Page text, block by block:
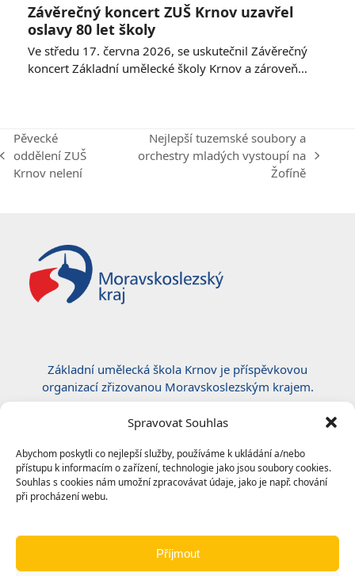
Spravovat Souhlas
Abychom poskytli co nejlepší služby, používáme k ukládání a/nebo
přístupu k informacím o zařízení, technologie jako jsou soubory cookies.
Souhlas s cookies nám umožní zpracovávat údaje, jako je např. chování
při procházení webu.
Příjmout
Závěrečný koncert ZUŠ Krnov uzavřel
oslavy 80 let školy
Ve středu 17. června 2026, se uskutečnil Závěrečný
koncert Základní umělecké školy Krnov a zároveň…
previous
post:
Pěvecké
oddělení ZUŠ
Krnov nelení
next
Nejlepší tuzemské soubory a
orchestry mladých vystoupí na
Žofíně
Základní umělecká škola Krnov je příspěvkovou
organizací zřizovanou Moravskoslezským krajem.
Certifikace ČSN EN ISO 50001:2019